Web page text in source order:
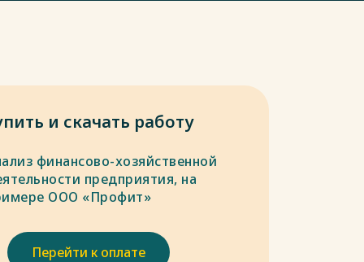
и скачать работу
финансово-хозяйственной
предприятия, на
ООО «Профит»
Перейти к оплате